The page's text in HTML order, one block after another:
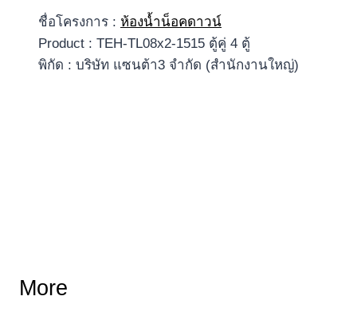
ชื่อโครงการ : ห้องน้ำน็อคดาวน์
Product : TEH-TL08x2-1515 ตู้คู่ 4 ตู้
พิกัด : บริษัท แซนต้า3 จำกัด (สำนักงานใหญ่)
More